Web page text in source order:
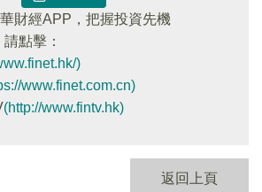
財經APP，把握投資先機
點擊：
)
www.finet.com.cn)
(http://www.fintv.hk)
返回上頁